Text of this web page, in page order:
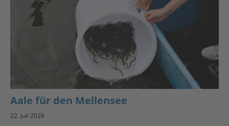
Aale für den Mellensee
22. Juli 2026